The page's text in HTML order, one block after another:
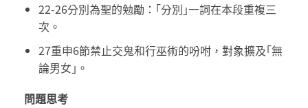
22-26分別為聖的勉勵：｢分別｣一詞在本段重複三
次。
27重申6節禁止交鬼和行巫術的吩咐，對象擴及｢無
論男女｣。
問題思考